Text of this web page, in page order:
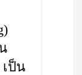
ป็น